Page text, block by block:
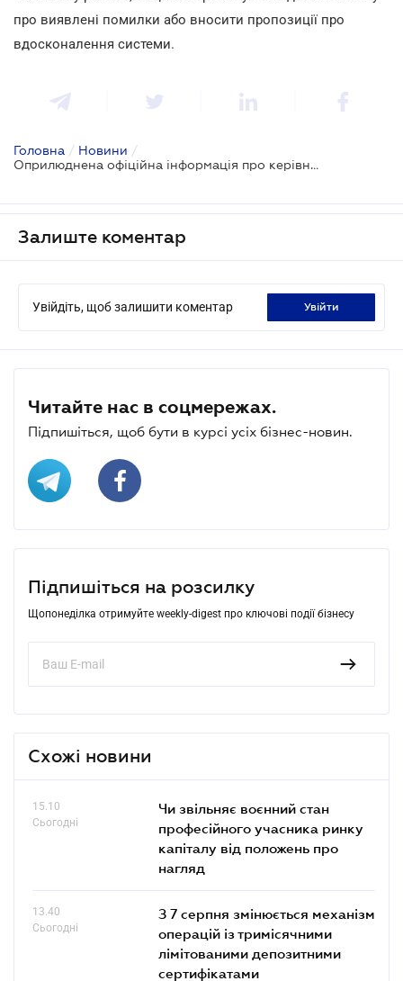
про виявлені помилки або вносити пропозиції про
вдосконалення системи.
Головна / Новини /
Оприлюднена офіційна інформація про керівників і власників банків
Залиште коментар
Увійдіть, щоб залишити коментар увійти
Читайте нас в соцмережах.
Підпишіться, щоб бути в курсі усіх бізнес-новин.
Підпишіться на розсилку
Щопонеділка отримуйте weekly-digest про ключові події бізнесу
Схожі новини
15.10
Сьогодні
Чи звільняє воєнний стан
професійного учасника ринку
капіталу від положень про
нагляд
13.40
Сьогодні
З 7 серпня змінюється механізм
операцій із тримісячними
лімітованими депозитними
сертифікатами